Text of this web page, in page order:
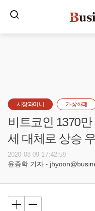
시장과머니 가상화폐
비트코인 1370
세 대체로 상승
2020-08-09 17:42:59
윤종학 기자 -